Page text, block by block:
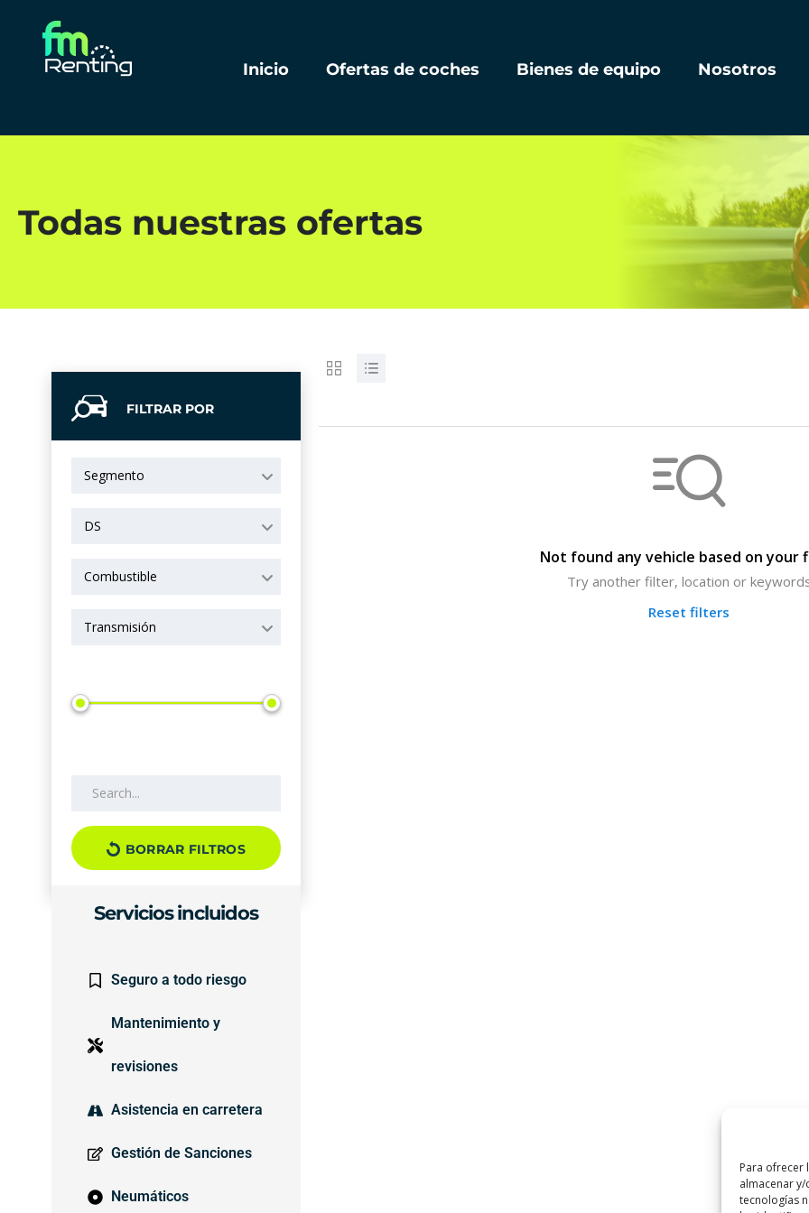
Para ofrecer
almacenar
tecnologías
Inicio Ofertas de coches Bienes de equipo Nosotros
Todas nuestras ofertas
FILTRAR POR
Segmento
DS
Combustible
Transmisión
BORRAR FILTROS
Servicios incluidos
Seguro a todo riesgo
Mantenimiento y
revisiones
Asistencia en carretera
Gestión de Sanciones
Neumáticos
Not found any vehicle based on your
Try another filter, location or
Reset filters